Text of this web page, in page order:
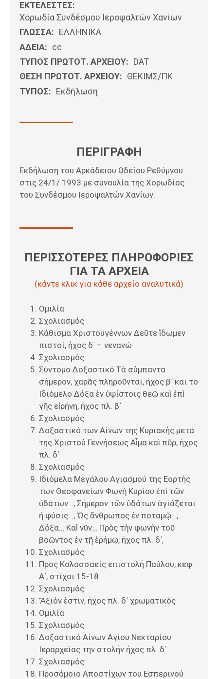
ΕΚΤΕΛΕΣΤΕΣ:
Χορωδία Συνδέσμου Ιεροψαλτών Χανίων
ΓΛΩΣΣΑ: ΕΛΛΗΝΙΚΆ
ΑΔΕΙΑ: cc
ΤΥΠΟΣ ΠΡΩΤΟΤ. ΑΡΧΕΙΟΥ: DAT
ΘΕΣΗ ΠΡΩΤΟΤ. ΑΡΧΕΙΟΥ: ΘΕΚΙΜΣ/ΠΚ
ΤΥΠΟΣ: Εκδήλωση
ΠΕΡΙΓΡΑΦΗ
Εκδήλωση του Αρκάδειου Ωδείου Ρεθύμνου
στις 24/1/ 1993 με συναυλία της Χορωδίας
του Συνδέσμου Ιεροψαλτών Χανίων.
ΠΕΡΙΣΣΟΤΕΡΕΣ ΠΛΗΡΟΦΟΡΙΕΣ
ΓΙΑ ΤΑ ΑΡΧΕΙΑ
(κάντε κλικ για κάθε αρχείο αναλυτικά)
Ομιλία
Σχολιασμός
Κάθισμα Χριστουγέννων Δεῦτε ἴδωμεν
πιστοί, ήχος δ΄ – νενανώ
Σχολιασμός
Σύντομο Δοξαστικό Τὰ σύμπαντα
σήμερον, χαρᾶς πληροῦνται, ήχος β΄ και το
Ιδιόμελο Δόξα ἐν ὑψίστοις θεῷ καὶ ἐπὶ
γῆς εἰρήνη, ήχος πλ. β΄
Σχολιασμός
Δοξαστικό των Αίνων της Κυριακής μετά
της Χριστού Γεννήσεως Αἷμα καὶ πῦρ, ήχος
πλ. δ΄
Σχολιασμός
Ιδιόμελα Μεγάλου Αγιασμού της Εορτής
των Θεοφανείων Φωνὴ Κυρίου ἐπὶ τῶν
ὑδάτων…, Σήμερον τῶν ὑδάτων ἁγιάζεται
ἡ φύσις…, Ὡς ἄνθρωπος ἐν ποταμῷ…,
Δόξα… Καὶ νῦν… Πρὸς τὴν φωνὴν τοῦ
βοῶντος ἐν τῇ ἐρήμῳ, ήχος πλ. δ΄,
Σχολιασμός
Προς Κολοσσαείς επιστολή Παύλου, κεφ.
Α΄, στίχοι 15-18
Σχολιασμός
Ἄξιόν ἐστιν, ήχος πλ. δ΄ χρωματικός
Ομιλία
Σχολιασμός
Δοξαστικό Αίνων Αγίου Νεκταρίου
Ιεραρχείας την στολήν ήχος πλ. δ΄
Σχολιασμός
Προσόμοιο Αποστίχων του Εσπερινού